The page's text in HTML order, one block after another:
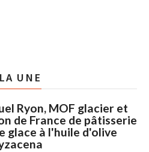
UNE
Ryon, MOF glacier et
de France de pâtisserie
glace à l'huile d'olive